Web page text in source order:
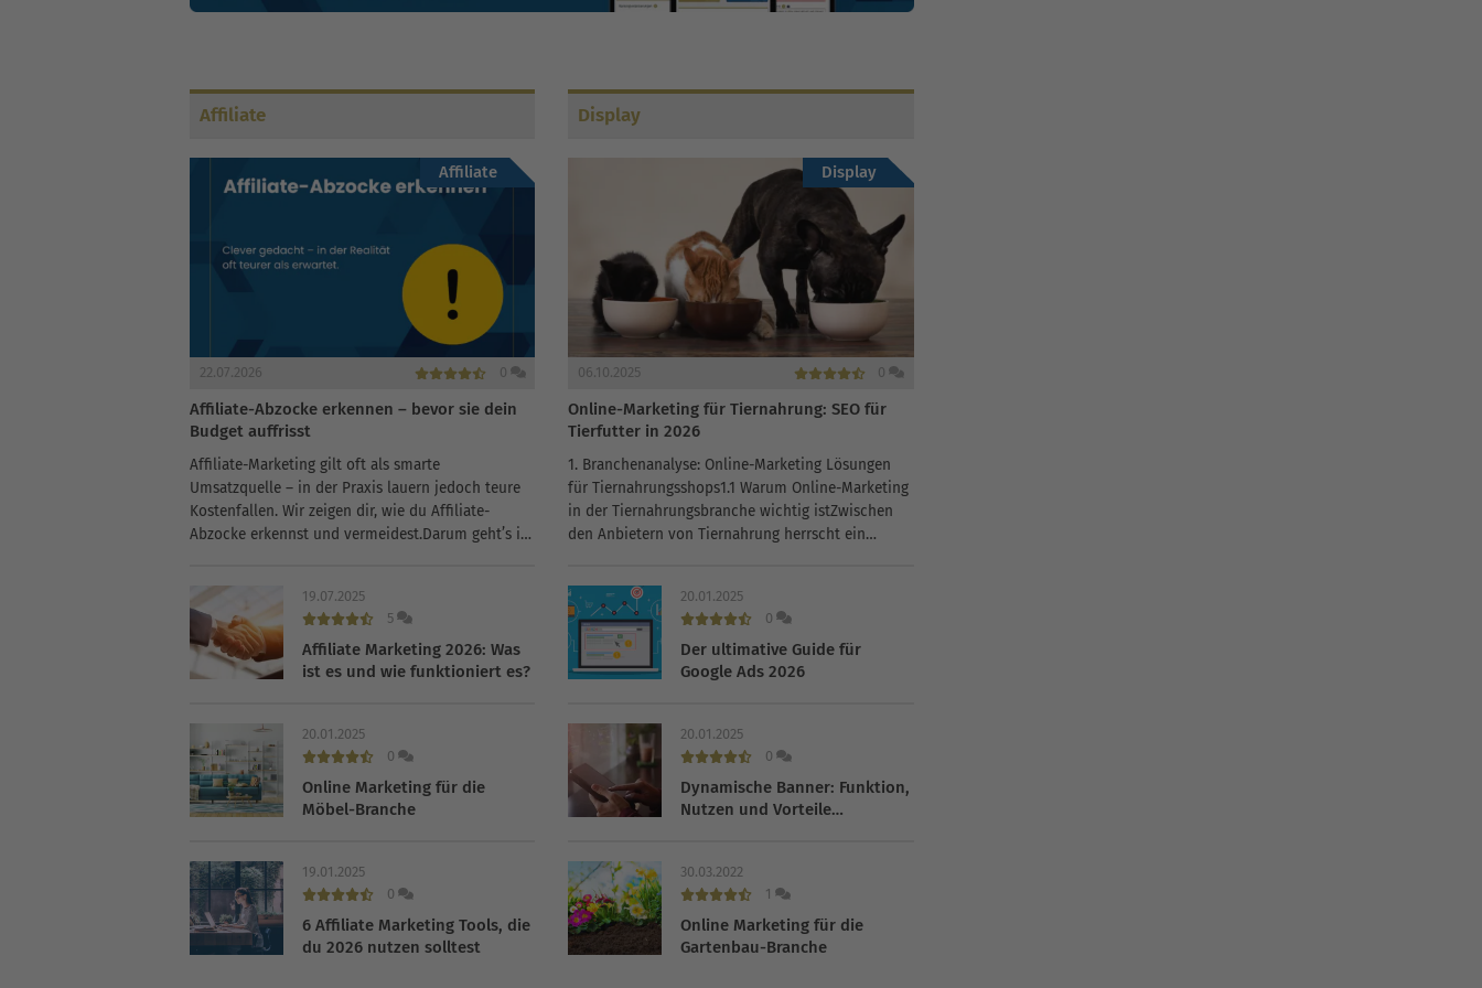
Affiliate
Affiliate
22.07.2026 0
Affiliate-Abzocke erkennen – bevor sie dein
Budget auffrisst
Affiliate-Marketing gilt oft als smarte
Umsatzquelle – in der Praxis lauern jedoch teure
Kostenfallen. Wir zeigen dir, wie du Affiliate-
Abzocke erkennst und vermeidest.Darum geht’s in
Budget belastenWie wir diese...
19.07.2025
5
Affiliate Marketing 2026: Was
ist es und wie funktioniert es?
20.01.2025
0
Online Marketing für die
Möbel-Branche
19.01.2025
0
6 Affiliate Marketing Tools, die
du 2026 nutzen solltest
Display
Display
06.10.2025 0
Online-Marketing für Tiernahrung: SEO für
Tierfutter in 2026
1. Branchenanalyse: Online-Marketing Lösungen
für Tiernahrungsshops1.1 Warum Online-Marketing
in der Tiernahrungsbranche wichtig istZwischen
den Anbietern von Tiernahrung herrscht ein
einmal 40,8 Prozent Marktanteil. Die
verbleibenden 59,2 Prozent teilten...
20.01.2025
0
Der ultimative Guide für
Google Ads 2026
20.01.2025
0
Dynamische Banner: Funktion,
Nutzen und Vorteile
30.03.2022
1
Online Marketing für die
Gartenbau-Branche